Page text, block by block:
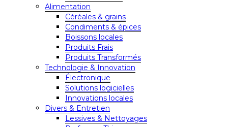
Alimentation
Céréales & grains
Condiments & épices
Boissons locales
Produits Frais
Produits Transformés
Technologie & Innovation
Électronique
Solutions logicielles
Innovations locales
Divers & Entretien
Lessives & Nettoyages